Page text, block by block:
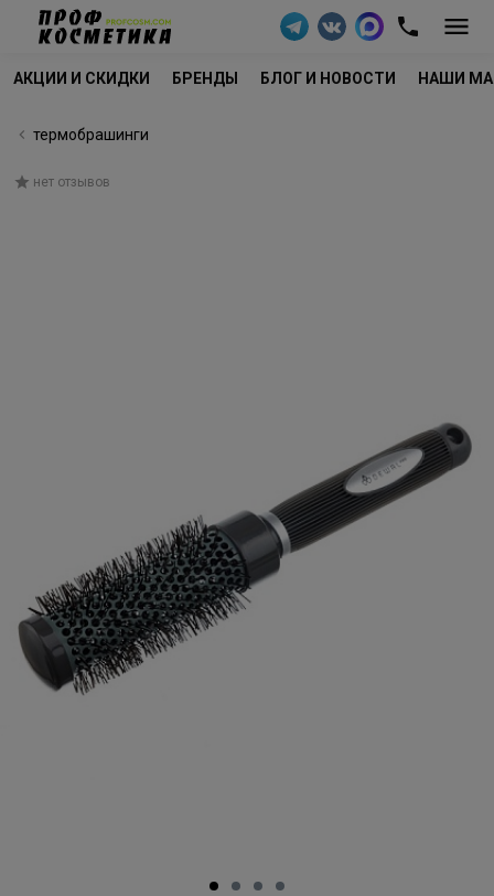
АКЦИИ И СКИДКИ БРЕНДЫ БЛОГ И НОВОСТИ НАШИ
термобрашинги
нет отзывов